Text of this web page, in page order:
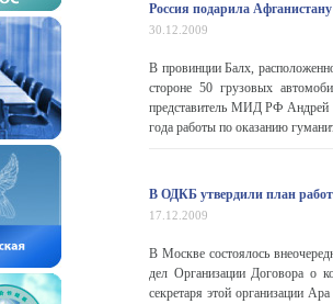
Россия подарила
30.12.2009
В провинции Балх,
стороне 50 грузовых
представитель МИД РФ Андрей
года работы по оказанию
В ОДКБ утвердили план
17.12.2009
В Москве состоялось
дел Организации Договора о
секретаря этой организации